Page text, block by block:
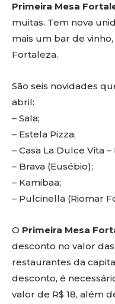
Primeira Mesa
muitas. Tem nova
mais um bar de
Fortaleza.
São seis novidades
abril:
– Sala;
– Estela Pizza;
– Casa La Dulce Vita
– Brava (Eusébio);
– Kamibaa;
– Pulcinella (Riomar
O Primeira Mesa
desconto no valor
restaurantes da
desconto, é
valor de R$ 18, além